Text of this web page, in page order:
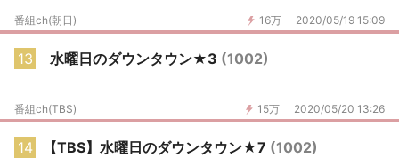
16万 2020/05/19 15:09
番組ch(朝日)
13 水曜日のダウンタウン★3 (1002)
15万 2020/05/20 13:26
番組ch(TBS)
14 【TBS】水曜日のダウンタウン★7 (1002)